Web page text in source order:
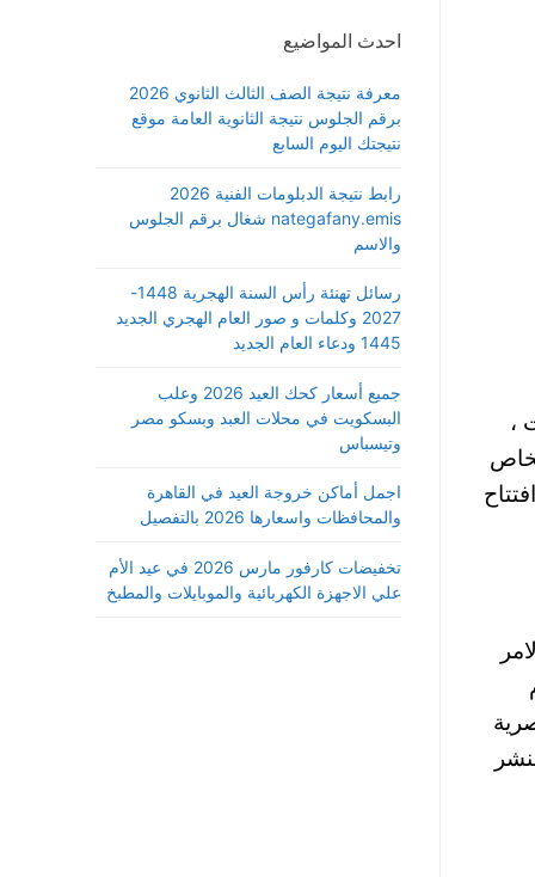
،
بنشر
احدث المواضيع
معرفة نتيجة الصف الثالث الثانوي 2026
برقم الجلوس نتيجة الثانوية العامة موقع
نتيجتك اليوم السابع
رابط نتيجة الدبلومات الفنية 2026
nategafany.emis شغال برقم الجلوس
والاسم
رسائل تهنئة رأس السنة الهجرية 1448-
2027 وكلمات و صور العام الهجري الجديد
1445 ودعاء العام الجديد
جميع أسعار كحك العيد 2026 وعلب
البسكويت في محلات العبد وبسكو مصر
وتيسباس
اجمل أماكن خروجة العيد في القاهرة
والمحافظات واسعارها 2026 بالتفصيل
تخفيضات كارفور مارس 2026 في عيد الأم
علي الاجهزة الكهربائية والموبايلات والمطبخ